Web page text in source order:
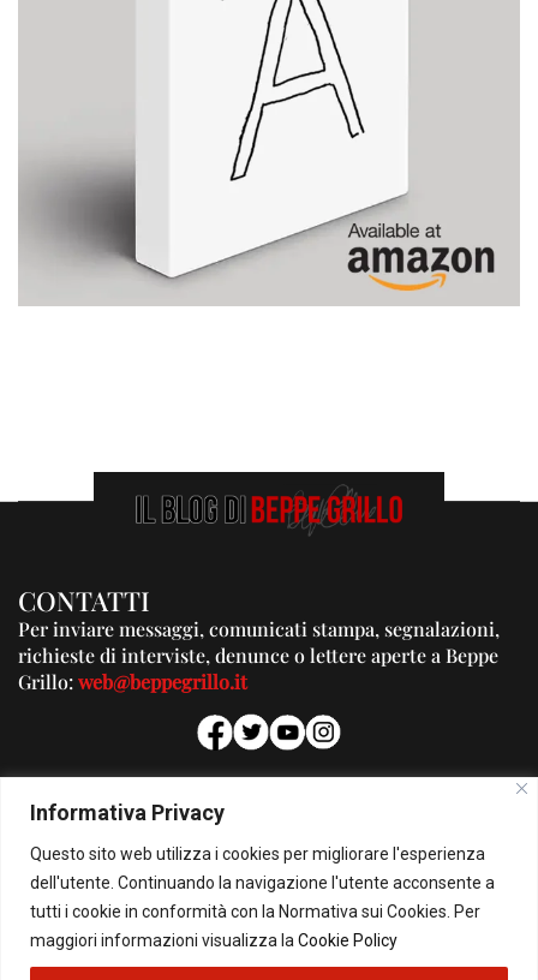
Informativa Privacy
Questo sito web utilizza i cookies per migliorare l'esperienza
dell'utente. Continuando la navigazione l'utente acconsente a
tutti i cookie in conformità con la Normativa sui Cookies. Per
maggiori informazioni visualizza la Cookie Policy
CONTATTI
Per inviare messaggi, comunicati stampa, segnalazioni,
richieste di interviste, denunce o lettere aperte a Beppe
Grillo:web@beppegrillo.it
PUBBLICITA'
Per la tua pubblicità su questo Blog:
pubblicita@beppegrillo.it